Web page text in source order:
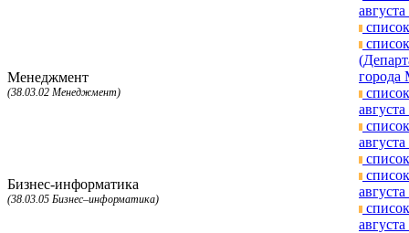
Менеджмент
(38.03.02 Менеджмент)
города
Бизнес-информатика
(38.03.05 Бизнес–информатика)